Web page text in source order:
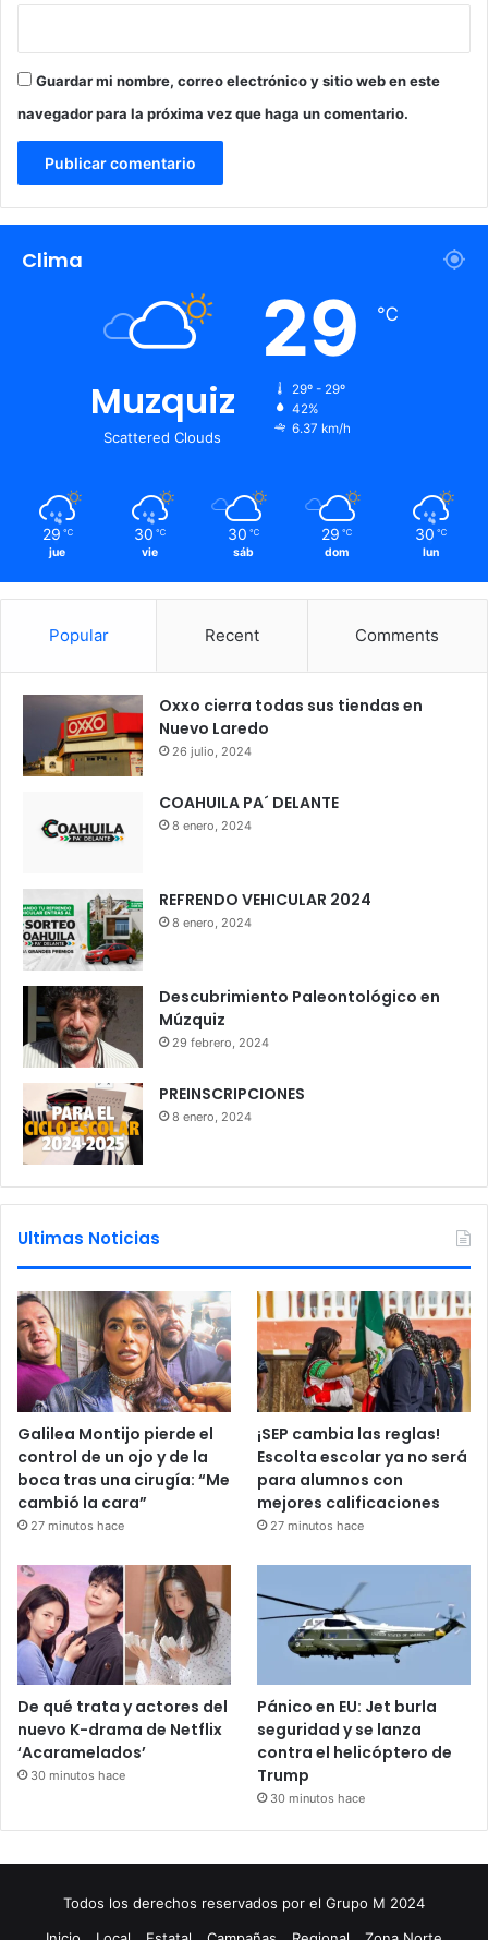
Guardar mi nombre, correo electrónico y sitio web en este
navegador para la próxima vez que haga un comentario.
Clima
Muzquiz
Scattered Clouds
29 ℃
29º - 29º
42%
6.37 km/h
29 ℃
jue
30 ℃
vie
30 ℃
sáb
29 ℃
dom
30 ℃
lun
Popular Recent Comments
Oxxo cierra todas sus tiendas en
Nuevo Laredo
26 julio, 2024
COAHUILA PA´ DELANTE
8 enero, 2024
REFRENDO VEHICULAR 2024
8 enero, 2024
Descubrimiento Paleontológico en
Múzquiz
29 febrero, 2024
PREINSCRIPCIONES
8 enero, 2024
Ultimas Noticias
Galilea Montijo pierde el
control de un ojo y de la
boca tras una cirugía: “Me
cambió la cara”
27 minutos hace
¡SEP cambia las reglas!
Escolta escolar ya no será
para alumnos con
mejores calificaciones
27 minutos hace
De qué trata y actores del
nuevo K-drama de Netflix
‘Acaramelados’
30 minutos hace
Pánico en EU: Jet burla
seguridad y se lanza
contra el helicóptero de
Trump
30 minutos hace
Todos los derechos reservados por el Grupo M 2024